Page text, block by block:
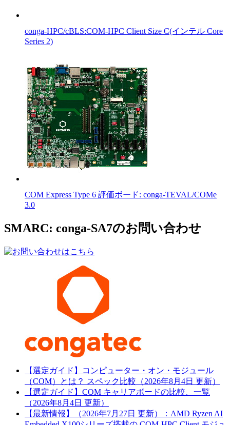
conga-HPC/cBLS:COM-HPC Client Size C(インテル Core
Series 2)
COM Express Type 6 評価ボード: conga-TEVAL/COMe
3.0
SMARC: conga-SA7のお問い合わせ
【選定ガイド】コンピューター・オン・モジュール
（COM）とは？ スペック比較（2026年8月4日 更新）
【選定ガイド】COM キャリアボードの比較、一覧
（2026年8月4日 更新）
【最新情報】（2026年7月27日 更新）：AMD Ryzen AI